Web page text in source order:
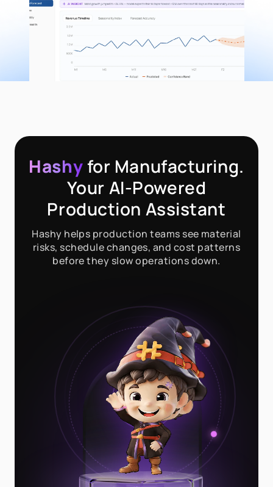
Hashyfor Manufacturing.
Your AI-Powered
Production Assistant
Hashy helps production teams see material
risks, schedule changes, and cost patterns
before they slow operations down.